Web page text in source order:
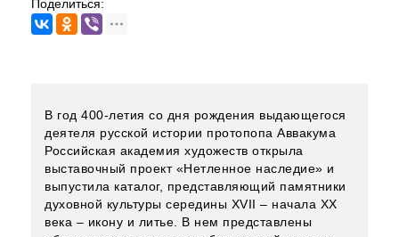
Поделиться:
В год 400-летия со дня рождения выдающегося
деятеля русской истории протопопа Аввакума
Российская академия художеств открыла
выставочный проект «Нетленное наследие» и
выпустила каталог, представляющий памятники
духовной культуры середины ХVII – начала ХХ
века – икону и литье. В нем представлены